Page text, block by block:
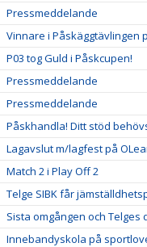
Pressmeddelande
Vinnare i Påskäggtävlingen
P03 tog Guld i Påskcupen!
Pressmeddelande
Pressmeddelande
Påskhandla! Ditt stöd
Lagavslut m/lagfest på
Match 2 i Play Off 2
Telge SIBK får
Sista omgången och Telges
Innebandyskola på